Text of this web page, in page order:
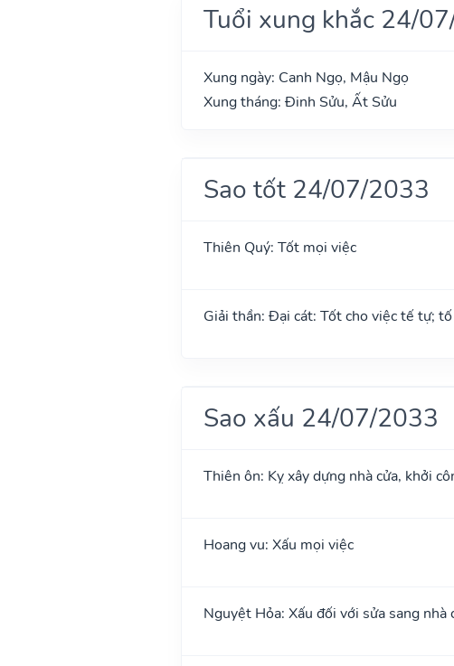
Tuổi xung khắc 24/
Xung ngày: Canh Ngọ, Mậu Ngọ
Xung tháng: Đinh Sửu, Ất Sửu
Sao tốt 24/07/2033
Thiên Quý: Tốt mọi việc
Giải thần: Đại cát: Tốt cho việc tế tự;
Sao xấu 24/07/2033
Thiên ôn: Kỵ xây dựng nhà cửa, khởi
Hoang vu: Xấu mọi việc
Nguyệt Hỏa: Xấu đối với sửa sang nhà